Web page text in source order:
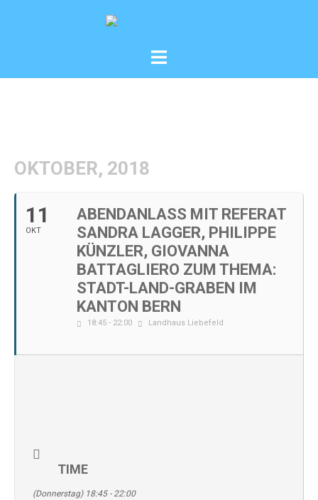
Menü
OKTOBER, 2018
11
OKT
ABENDANLASS MIT REFERAT
SANDRA LAGGER, PHILIPPE
KÜNZLER, GIOVANNA
BATTAGLIERO ZUM THEMA:
STADT-LAND-GRABEN IM
KANTON BERN
18:45 - 22:00 Landhaus Liebefeld
TIME
(Donnerstag) 18:45 - 22:00